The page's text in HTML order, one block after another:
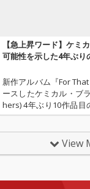
【急上昇ワード】ケミ
可能性を示した4年ぶり
新作アルバム『For
ースしたケミカル・ブ
hers) 4年ぶり10作品目
る今作は、フィーチャ
View